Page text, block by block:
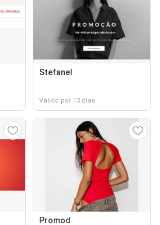
Stefanel
Válido por 13 dias
Promod